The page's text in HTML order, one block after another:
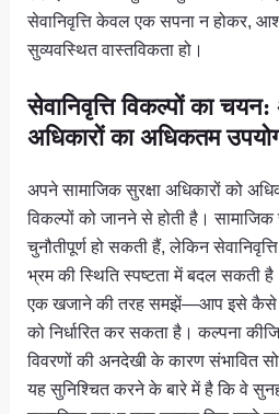
सेवानिवृत्ति केवल एक सपना न होकर,
सुव्यवस्थित वास्तविकता हो।
सेवानिवृत्ति विकल्पों का
अधिकारों का अधिकतम
अपने सामाजिक सुरक्षा अधिकारों को
विकल्पों को जानने से होती है। सामाजिक
चुनौतीपूर्ण हो सकती हैं, लेकिन
भ्रम की स्थिति स्पष्टता में बदल सकती
एक खजाने की तरह समझें—आप इसे कैसे
को निर्धारित कर सकता है। कल्पना
विवरणों की अनदेखी के कारण संभावित
यह सुनिश्चित करने के बारे में है कि वे